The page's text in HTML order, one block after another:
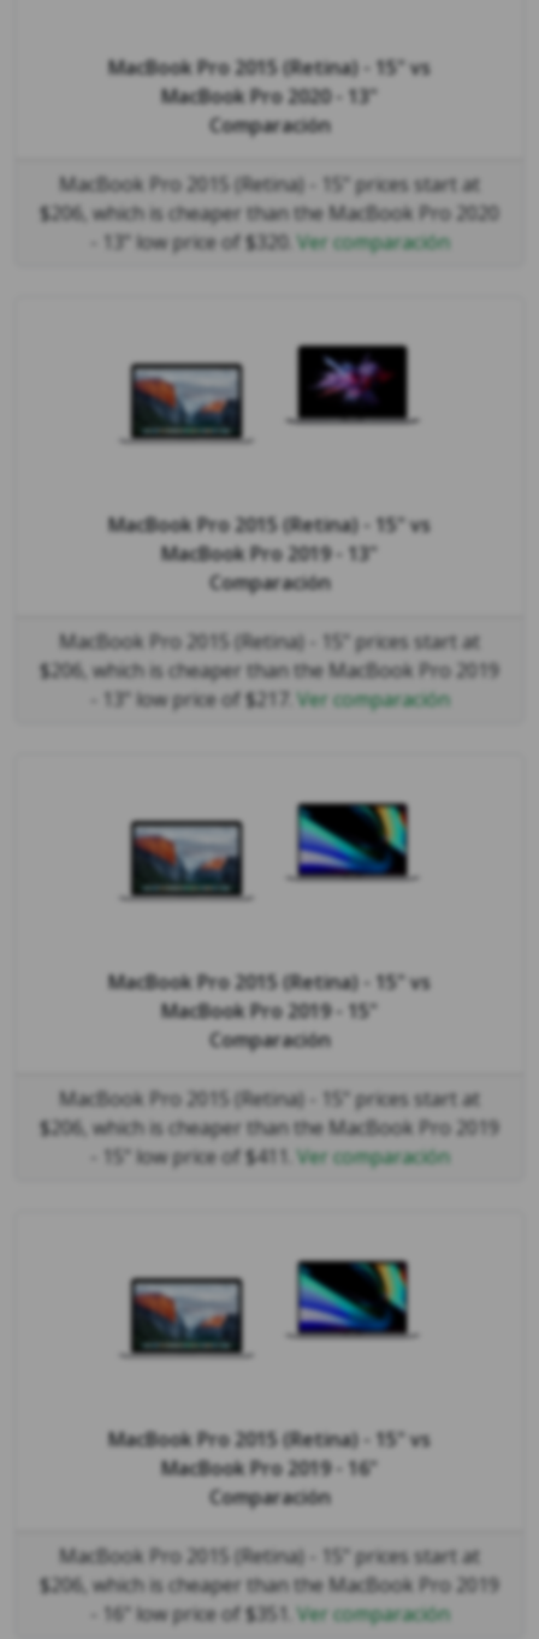
MacBook Pro 2015 (Retina) - 15" vs
MacBook Pro 2020 - 13"
Comparación
MacBook Pro 2015 (Retina) - 15" prices start at
$206, which is cheaper than the MacBook Pro 2020
- 13" low price of $320. Ver comparación
MacBook Pro 2015 (Retina) - 15" vs
MacBook Pro 2019 - 13"
Comparación
MacBook Pro 2015 (Retina) - 15" prices start at
$206, which is cheaper than the MacBook Pro 2019
- 13" low price of $217. Ver comparación
MacBook Pro 2015 (Retina) - 15" vs
MacBook Pro 2019 - 15"
Comparación
MacBook Pro 2015 (Retina) - 15" prices start at
$206, which is cheaper than the MacBook Pro 2019
- 15" low price of $411. Ver comparación
MacBook Pro 2015 (Retina) - 15" vs
MacBook Pro 2019 - 16"
Comparación
MacBook Pro 2015 (Retina) - 15" prices start at
$206, which is cheaper than the MacBook Pro 2019
- 16" low price of $351. Ver comparación